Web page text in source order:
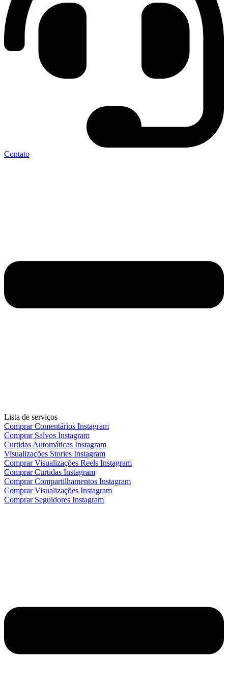
Contato
Lista de serviços
Comprar Comentários Instagram
Comprar Salvos Instagram
Curtidas Automáticas Instagram
Visualizações Stories Instagram
Comprar Visualizações Reels Instagram
Comprar Curtidas Instagram
Comprar Compartilhamentos Instagram
Comprar Visualizações Instagram
Comprar Seguidores Instagram